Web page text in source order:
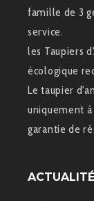
famille de 3
service.
les Taupiers
écologique
Le taupier
uniquement à
garantie de